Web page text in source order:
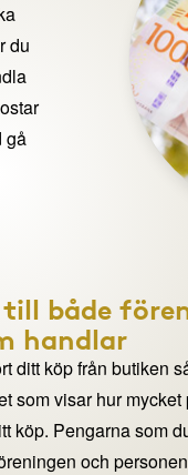
du
gå
till både
handlar
ditt köp från butiken
som visar hur mycket
köp. Pengarna som
och